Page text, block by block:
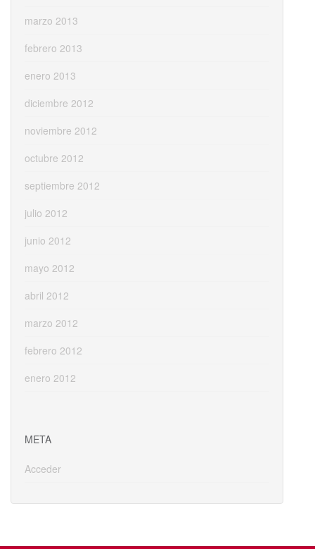
marzo 2013
febrero 2013
enero 2013
diciembre 2012
noviembre 2012
octubre 2012
septiembre 2012
julio 2012
junio 2012
mayo 2012
abril 2012
marzo 2012
febrero 2012
enero 2012
META
Acceder